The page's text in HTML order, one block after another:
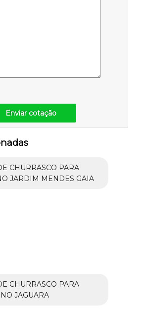
Enviar cotação
CHURRASCO PARA
JARDIM MENDES GAIA
CHURRASCO PARA
JAGUARA